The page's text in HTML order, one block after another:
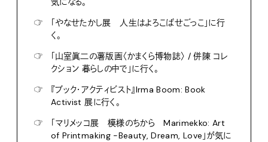
☞
「やなせたかし展 人生はよろこばせごっこ」に行
く。
☞
「山室眞二の薯版画〈かまくら博物誌〉 / 併陳 コレ
クション 暮らしの中で」に行く。
☞
『ブック・アクティビスト』Irma Boom: Book
Activist 展に行く。
☞
「マリメッコ展 模様のちから Marimekko: Art
of Printmaking -Beauty, Dream, Love」が気に